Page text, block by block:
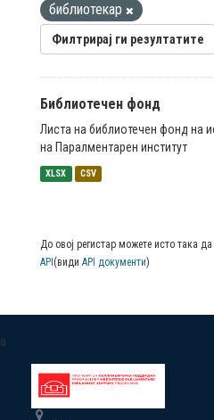
библиотекар
Филтрирај ги резултатите
Библиотечен фонд
Листа на библиотечен фонд на
на Паралментарен институт
XLSX CSV
До овој регистар можете исто така
API (види API документи)
a